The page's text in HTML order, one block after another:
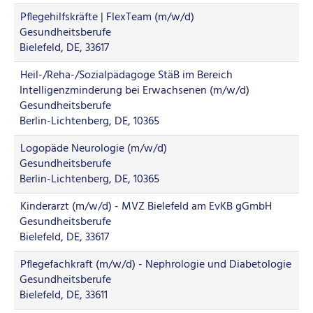
Pflegehilfskräfte | FlexTeam (m/w/d)
Gesundheitsberufe
Bielefeld, DE, 33617
Heil-/Reha-/Sozialpädagoge StäB im Bereich
Intelligenzminderung bei Erwachsenen (m/w/d)
Gesundheitsberufe
Berlin-Lichtenberg, DE, 10365
Logopäde Neurologie (m/w/d)
Gesundheitsberufe
Berlin-Lichtenberg, DE, 10365
Kinderarzt (m/w/d) - MVZ Bielefeld am EvKB gGmbH
Gesundheitsberufe
Bielefeld, DE, 33617
Pflegefachkraft (m/w/d) - Nephrologie und Diabetologie
Gesundheitsberufe
Bielefeld, DE, 33611